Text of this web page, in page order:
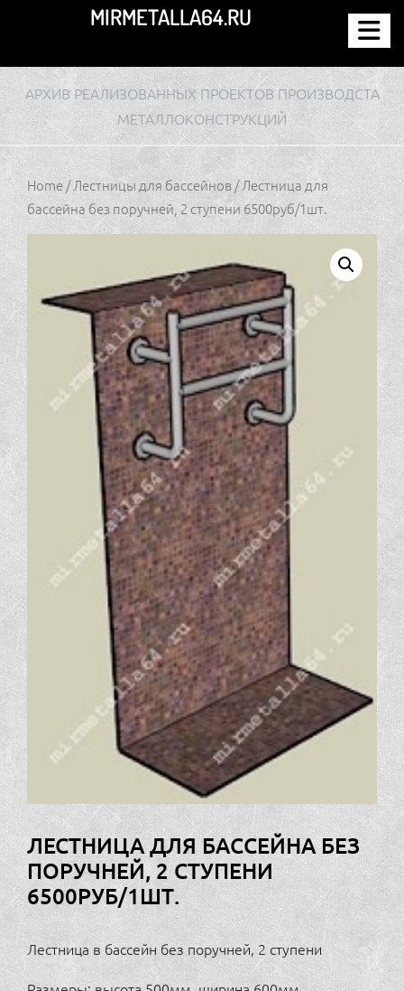
содержимому
MIRMETALLA64.RU
АРХИВ РЕАЛИЗОВАННЫХ ПРОЕКТОВ ПРОИЗВОДСТА
МЕТАЛЛОКОНСТРУКЦИЙ
Home/Лестницы для бассейнов/ Лестница для
бассейна без поручней, 2 ступени 6500руб/1шт.
ЛЕСТНИЦА ДЛЯ БАССЕЙНА БЕЗ
ПОРУЧНЕЙ, 2 СТУПЕНИ
6500РУБ/1ШТ.
Лестница в бассейн без поручней, 2 ступени